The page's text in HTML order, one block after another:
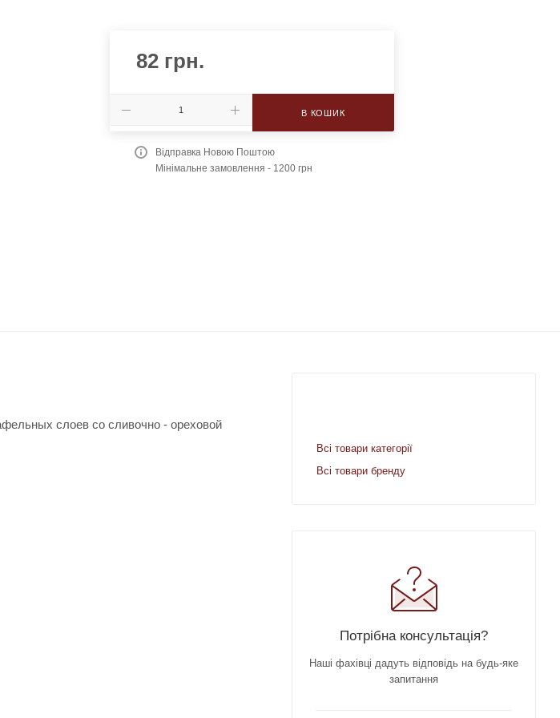
82 грн.
В КОШИК
Відправка Новою Поштою
Мінімальне замовлення - 1200 грн
слоев со сливочно - ореховой
Всі товари категорії
Всі товари бренду
Потрібна консультація?
Наші фахівці дадуть відповідь на будь-яке
запитання